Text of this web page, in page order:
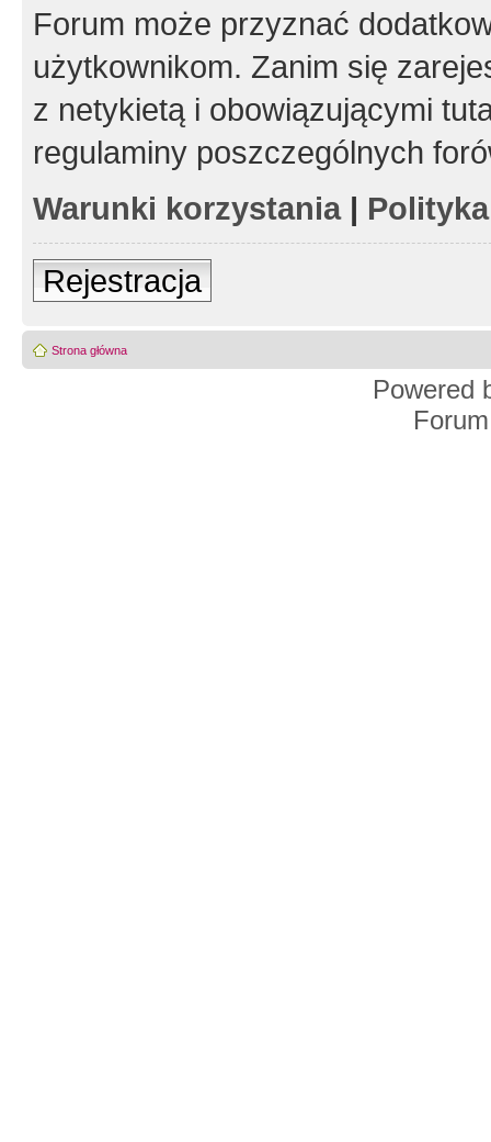
Forum może przyznać
użytkownikom. Zanim się
z netykietą i obowiązującymi
regulaminy poszczególnych
Warunki korzystania|
Rejestracja
Strona główna
Powered